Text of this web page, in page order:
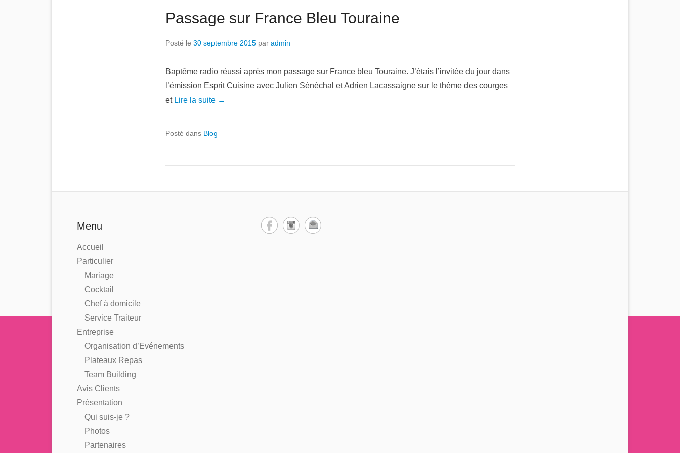
Passage sur France Bleu Touraine
Posté le 30 septembre 2015 par admin
Baptême radio réussi après mon passage sur France bleu Touraine. J’étais l’invitée du jour dans
l’émission Esprit Cuisine avec Julien Sénéchal et Adrien Lacassaigne sur le thème des courges
et Lire la suite →
Posté dans Blog
Menu
Accueil
Particulier
Mariage
Cocktail
Chef à domicile
Service Traiteur
Entreprise
Organisation d’Evénements
Plateaux Repas
Team Building
Avis Clients
Présentation
Qui suis-je ?
Photos
Partenaires